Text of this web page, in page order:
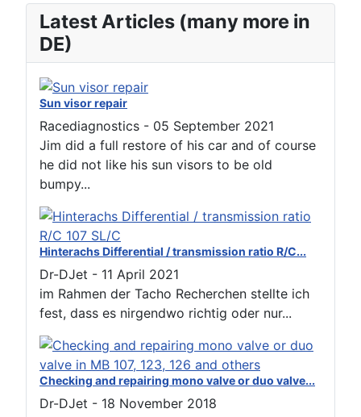
Latest Articles (many more in
DE)
Sun visor repair
Racediagnostics - 05 September 2021
Jim did a full restore of his car and of course
he did not like his sun visors to be old
bumpy...
Hinterachs Differential / transmission ratio R/C...
Dr-DJet - 11 April 2021
im Rahmen der Tacho Recherchen stellte ich
fest, dass es nirgendwo richtig oder nur...
Checking and repairing mono valve or duo valve...
Dr-DJet - 18 November 2018